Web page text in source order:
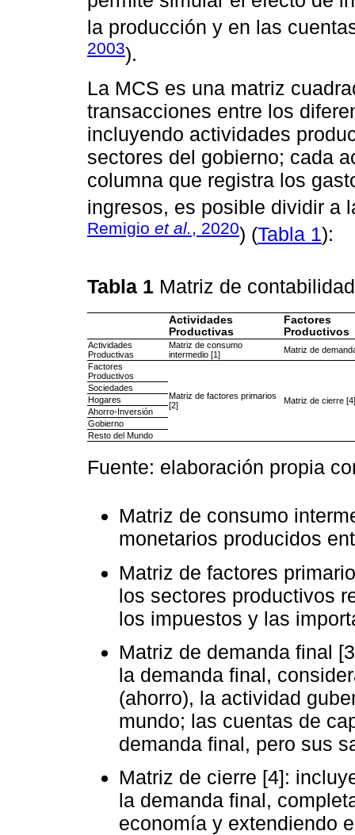
la producción y en las
2003).
La MCS es una matriz
transacciones entre los
incluyendo actividades
sectores del gobierno; cada
columna que registra los
ingresos, es posible dividir a
Remigio et al., 2020) (Tabla 1):
Tabla 1 Matriz de
Actividades
Productivas
Factores
Productivos
Actividades
Productivas
Matriz de consumo
intermedio [1]
Matriz de
Factores
Productivos
Matriz de factores primarios
[2]
Matriz de cierre [4]
Sociedades
Hogares
Ahorro-Inversión
Gobierno
Resto del Mundo
Fuente: elaboración propia
Matriz de consumo
monetarios producidos
Matriz de factores
los sectores productivos
los impuestos y las
Matriz de demanda final
la demanda final,
(ahorro), la actividad
mundo; las cuentas de
demanda final, pero sus
Matriz de cierre [4]:
la demanda final,
economía y extendiendo